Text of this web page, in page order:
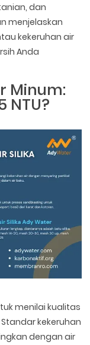
dan
menjelaskan
kekeruhan air
Anda
Minum:
NTU?
menilai kualitas
kekeruhan
dengan air